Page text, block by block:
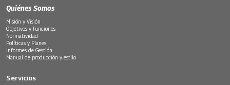
Quiénes Somos
Misión y Visión
Objetivos y funciones
Normatividad
Políticas y Planes
Informes de Gestión
Manual de producción y estilo
Servicios